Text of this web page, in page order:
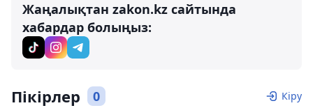
Жаңалықтан zakon.kz сайтында
хабардар болыңыз:
Пікірлер 0 Кіру